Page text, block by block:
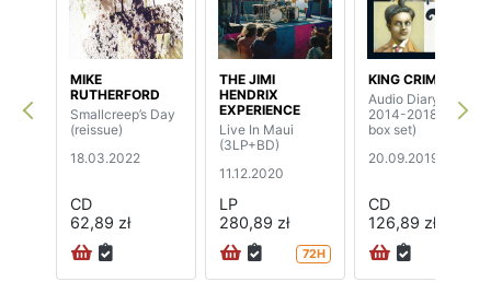
MIKE
RUTHERFORD
Smallcreep’s Day
(reissue)
18.03.2022
CD
62,89 zł
THE JIMI
HENDRIX
EXPERIENCE
Live In Maui
(3LP+BD)
11.12.2020
LP
280,89 zł
72H
KING CRIMSON
Audio Diary
2014-2018 (5CD
box set)
20.09.2019
CD
126,89 zł